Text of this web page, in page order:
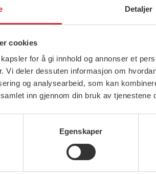
Detaljer
cookies
for å gi innhold og annonser et
Vi deler dessuten informasjon om
og analysearbeid, som kan
inn gjennom din bruk av tjenestene
Egenskaper